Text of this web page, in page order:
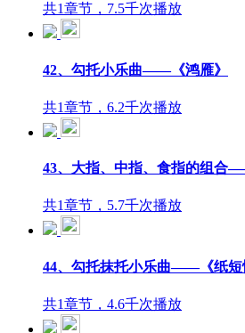
共1章节，7.5千次播放
42、勾托小乐曲——《鸿雁》
共1章节，6.2千次播放
43、大指、中指、食指的组合
共1章节，5.7千次播放
44、勾托抹托小乐曲——《纸短
共1章节，4.6千次播放